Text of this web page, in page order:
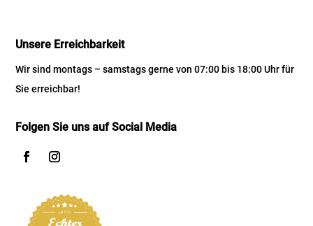
Unsere Erreichbarkeit
Wir sind montags – samstags gerne von 07:00 bis 18:00 Uhr für
Sie erreichbar!
Folgen Sie uns auf Social Media